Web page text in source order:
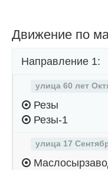
Движение по
Направление 1:
улица 60 лет
Резы
Резы-1
улица 17